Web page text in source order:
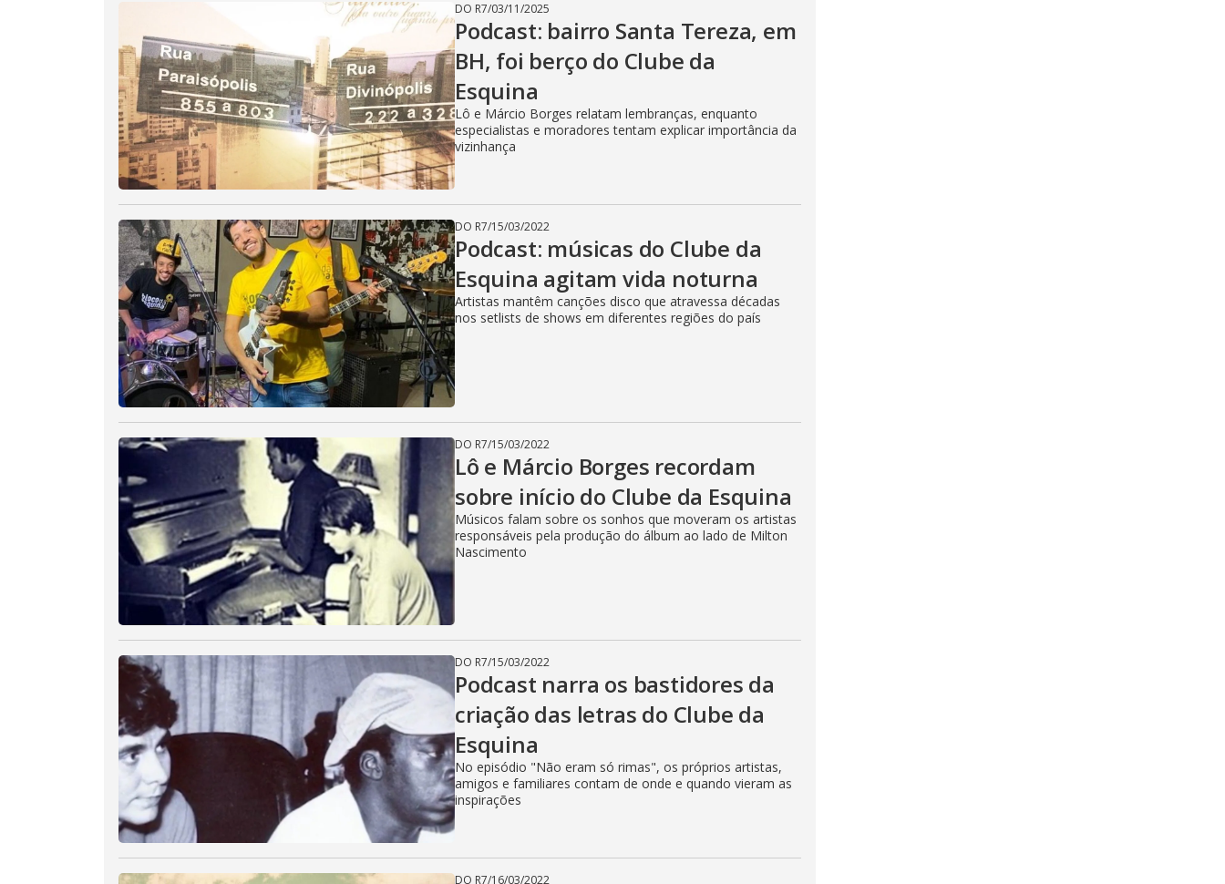
DO R7/03/11/2025
Podcast: bairro Santa Tereza, em
BH, foi berço do Clube da
Esquina
Lô e Márcio Borges relatam lembranças, enquanto
especialistas e moradores tentam explicar importância da
vizinhança
DO R7/15/03/2022
Podcast: músicas do Clube da
Esquina agitam vida noturna
Artistas mantêm canções disco que atravessa décadas
nos setlists de shows em diferentes regiões do país
DO R7/15/03/2022
Lô e Márcio Borges recordam
sobre início do Clube da Esquina
Músicos falam sobre os sonhos que moveram os artistas
responsáveis pela produção do álbum ao lado de Milton
Nascimento
DO R7/15/03/2022
Podcast narra os bastidores da
criação das letras do Clube da
Esquina
No episódio "Não eram só rimas", os próprios artistas,
amigos e familiares contam de onde e quando vieram as
inspirações
DO R7/16/03/2022